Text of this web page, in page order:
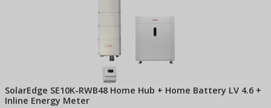
SolarEdge SE10K-RWB48 Home Hub + Home Battery LV 4.6 +
Inline Energy Meter